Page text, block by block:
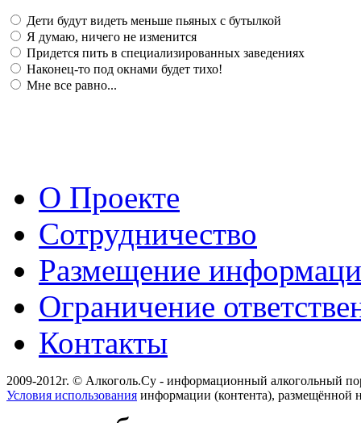
Дети будут видеть меньше пьяных с бутылкой
Я думаю, ничего не изменится
Придется пить в специализированных заведениях
Наконец-то под окнами будет тихо!
Мне все равно...
О Проекте
Сотрудничество
Размещение
Ограничение
Контакты
2009-2012г. © Алкоголь.Су - информационный алкогольный
Условия использования информации (контента), размещённой